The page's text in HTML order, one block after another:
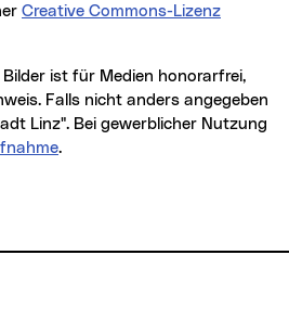
Creative Commons-Lizenz
Falls nicht anders angegeben
Linz". Bei gewerblicher Nutzung
.